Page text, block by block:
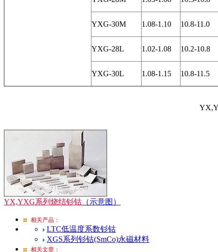
YXG-30M 1.08-1.10 10.8-11.0
YXG-28L 1.02-1.08 10.2-10.8
YXG-30L 1.08-1.15 10.8-11.5
YX,YXG系列烧结钐钴 （示意图）
相关产品：
LTC低温度系数钐钴
XGS系列钐钴(SmCo)永磁材料
相关文章：